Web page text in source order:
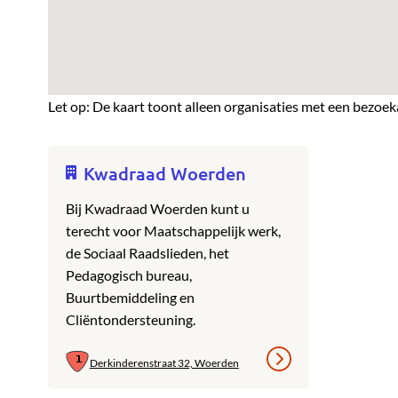
Let op: De kaart toont alleen organisaties met een
Kwadraad Woerden
Bij Kwadraad Woerden kunt u
terecht voor Maatschappelijk werk,
de Sociaal Raadslieden, het
Pedagogisch bureau,
Buurtbemiddeling en
Cliëntondersteuning.
Derkinderenstraat 32, Woerden